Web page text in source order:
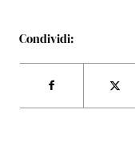
Condividi: